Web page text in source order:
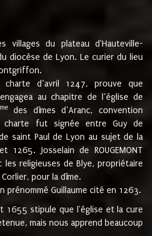
villages du plateau d'Hauteville-
diocèse de Lyon. Le curier du lieu
charte d’avril 1247, prouve que
engagea au chapitre de l’église de
des dîmes d’Aranc, convention
charte fut signée entre Guy de
saint Paul de Lyon au sujet de la
Josselain de ROUGEMONT
les religieuses de Blye, propriétaire
pour la dîme.
prénommé Guillaume cité en 1263.
1655 stipule que l'église et la cure
mais nous apprend beaucoup